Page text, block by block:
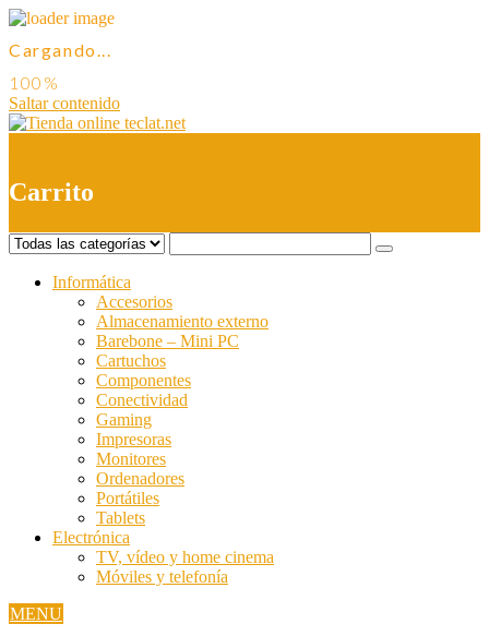
Cargando...
Saltar contenido
Carrito
Informática
Accesorios
Almacenamiento externo
Barebone – Mini PC
Cartuchos
Componentes
Conectividad
Gaming
Impresoras
Monitores
Ordenadores
Portátiles
Tablets
Electrónica
TV, vídeo y home cinema
Móviles y telefonía
MENU